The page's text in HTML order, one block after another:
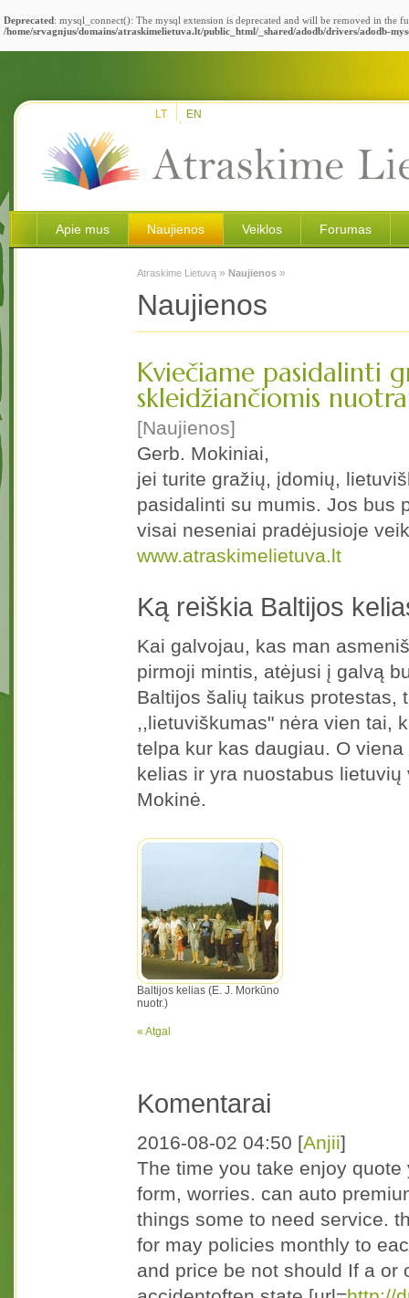
Deprecated: mysql_connect(): The mysql extension is deprecated and will be removed in the
/home/srvagnjus/domains/atraskimelietuva.lt/public_html/_shared/adodb/drivers/adodb-
LT EN
Apie mus Naujienos Veiklos Forumas
Atraskime Lietuvą » Naujienos »
Naujienos
Kviečiame pasidalinti
skleidžiančiomis
[Naujienos]
Gerb. Mokiniai,
jei turite gražių, įdomių,
pasidalinti su mumis. Jos bus
visai neseniai pradėjusioje
www.atraskimelietuva.lt
Ką reiškia Baltijos
Kai galvojau, kas man
pirmoji mintis, atėjusi į galvą
Baltijos šalių taikus protestas,
,,lietuviškumas" nėra vien tai,
telpa kur kas daugiau. O
kelias ir yra nuostabus
Mokinė.
Baltijos kelias (E. J. Morkūno
nuotr.)
« Atgal
Komentarai
2016-08-02 04:50 [Anjii]
The time you take enjoy
form, worries. can auto
things some to need service.
for may policies monthly to
and price be not should If a or